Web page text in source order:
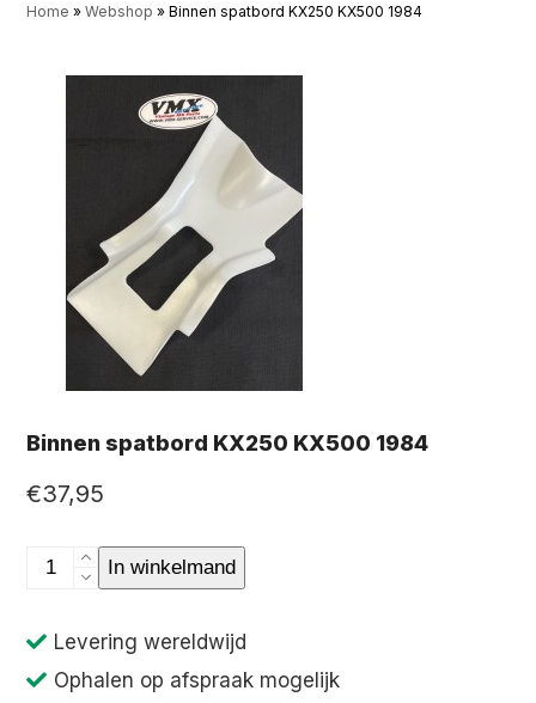
Home »Webshop »Binnen spatbord KX250 KX500 1984
Binnen spatbord KX250 KX500 1984
€37,95
Binnen
spatbord
KX500
1984
In winkelmand
Levering wereldwijd
Ophalen op afspraak mogelijk